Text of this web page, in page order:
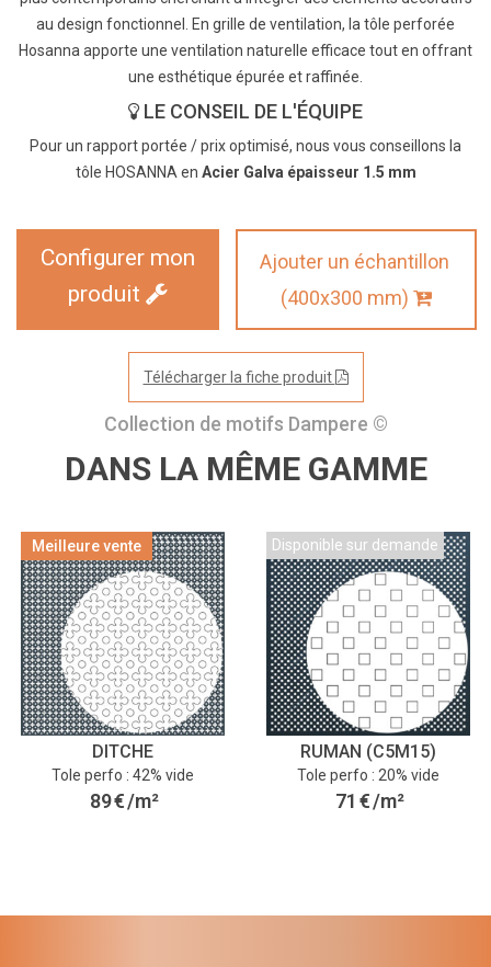
au design fonctionnel. En grille de ventilation, la tôle perforée
Hosanna apporte une ventilation naturelle efficace tout en offrant
une esthétique épurée et raffinée.
LE CONSEIL DE L'ÉQUIPE
Pour un rapport portée / prix optimisé, nous vous conseillons la
tôle HOSANNA en Acier Galva épaisseur 1.5 mm
Configurer mon
produit
Ajouter un échantillon
(400x300 mm)
Télécharger la fiche produit
Collection de motifs Dampere ©
DANS LA MÊME GAMME
Meilleure vente
DITCHE
Tole perfo : 42% vide
89€/m²
Disponible sur demande
RUMAN (C5M15)
Tole perfo : 20% vide
71 €/m²